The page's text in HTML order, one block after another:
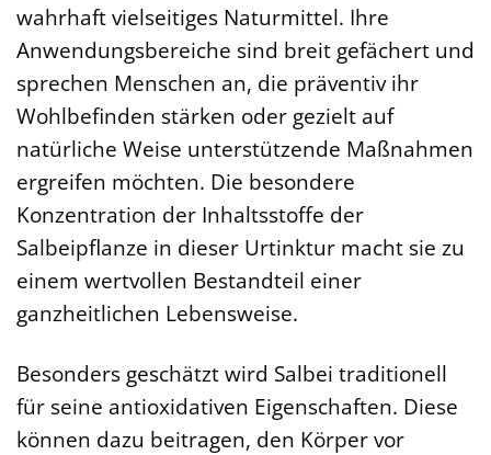
wahrhaft vielseitiges Naturmittel. Ihre
Anwendungsbereiche sind breit gefächert und
sprechen Menschen an, die präventiv ihr
Wohlbefinden stärken oder gezielt auf
natürliche Weise unterstützende Maßnahmen
ergreifen möchten. Die besondere
Konzentration der Inhaltsstoffe der
Salbeipflanze in dieser Urtinktur macht sie zu
einem wertvollen Bestandteil einer
ganzheitlichen Lebensweise.
Besonders geschätzt wird Salbei traditionell
für seine antioxidativen Eigenschaften. Diese
können dazu beitragen, den Körper vor